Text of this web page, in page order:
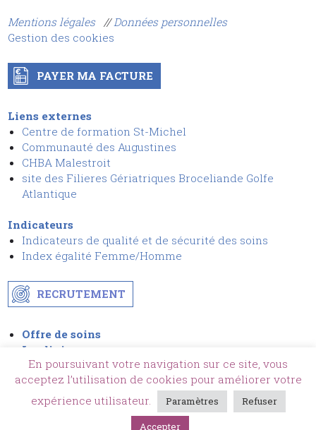
Mentions légales //Données personnelles
Gestion des cookies
PAYER MA FACTURE
Liens externes
Centre de formation St-Michel
Communauté des Augustines
CHBA Malestroit
site des Filieres Gériatriques Broceliande Golfe
Atlantique
Indicateurs
Indicateurs de qualité et de sécurité des soins
Index égalité Femme/Homme
RECRUTEMENT
Offre de soins
La clinique
Actualités
Patients & Visiteurs
Contact & Accès
En poursuivant votre navigation sur ce site, vous
acceptez l’utilisation de cookies pour améliorer votre
expérience utilisateur.
Paramètres
Refuser
Accepter